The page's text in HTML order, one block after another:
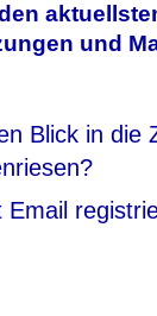
und
Blick in die
Email